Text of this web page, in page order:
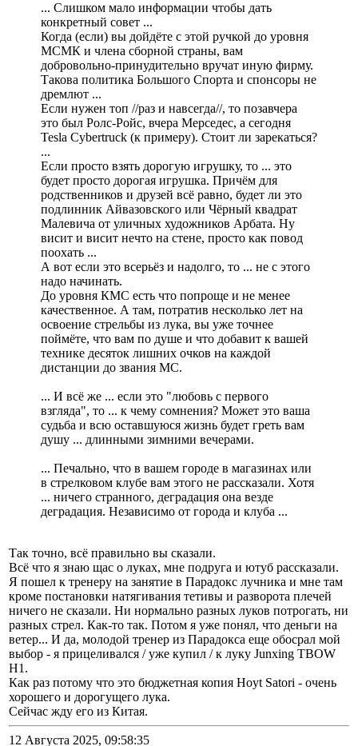
... Слишком мало информации чтобы дать
конкретный совет ...
Когда (если) вы дойдёте с этой ручкой до уровня
МСМК и члена сборной страны, вам
добровольно-принудительно вручат иную фирму.
Такова политика Большого Спорта и спонсоры не
дремлют ...
Если нужен топ //раз и навсегда//, то позавчера
это был Ролс-Ройс, вчера Мерседес, а сегодня
Tesla Cybertruck (к примеру). Стоит ли зарекаться?
...
Если просто взять дорогую игрушку, то ... это
будет просто дорогая игрушка. Причём для
родственников и друзей всё равно, будет ли это
подлинник Айвазовского или Чёрный квадрат
Малевича от уличных художников Арбата. Ну
висит и висит нечто на стене, просто как повод
поохать ...
А вот если это всерьёз и надолго, то ... не с этого
надо начинать.
До уровня КМС есть что попроще и не менее
качественное. А там, потратив несколько лет на
освоение стрельбы из лука, вы уже точнее
поймёте, что вам по душе и что добавит к вашей
технике десяток лишних очков на каждой
дистанции до звания МС.
... И всё же ... если это "любовь с первого
взгляда", то ... к чему сомнения? Может это ваша
судьба и всю оставшуюся жизнь будет греть вам
душу ... длинными зимними вечерами.
... Печально, что в вашем городе в магазинах или
в стрелковом клубе вам этого не рассказали. Хотя
... ничего странного, деградация она везде
деградация. Независимо от города и клуба ...
Так точно, всё правильно вы сказали.
Всё что я знаю щас о луках, мне подруга и ютуб рассказали.
Я пошел к тренеру на занятие в Парадокс лучника и мне там
кроме постановки натягивания тетивы и разворота плечей
ничего не сказали. Ни нормально разных луков потрогать, ни
разных стрел. Как-то так. Потом я уже понял, что деньги на
ветер... И да, молодой тренер из Парадокса еще обосрал мой
выбор - я прицеливался / уже купил / к луку Junxing TBOW
H1.
Как раз потому что это бюджетная копия Hoyt Satori - очень
хорошего и дорогущего лука.
Сейчас жду его из Китая.
12 Августа 2025, 09:58:35